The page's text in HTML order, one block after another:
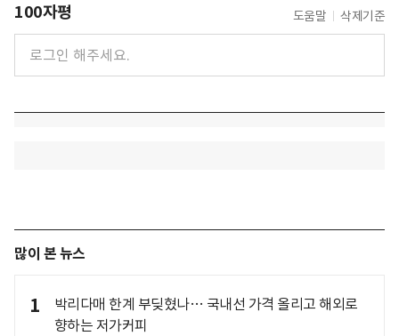
100자평 도움말 삭제기준
많이 본 뉴스
1
박리다매 한계 부딪혔나… 국내선 가격 올리고 해외로
향하는 저가커피